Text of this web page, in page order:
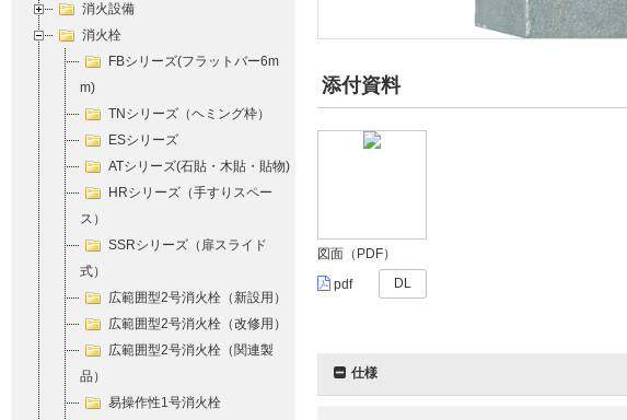
消火設備
消火栓
FBシリーズ(フラットバー6m
m)
TNシリーズ（ヘミング枠）
ESシリーズ
ATシリーズ(石貼・木貼・貼物)
HRシリーズ（手すりスペー
ス）
SSRシリーズ（扉スライド
式）
広範囲型2号消火栓（新設用）
広範囲型2号消火栓（改修用）
広範囲型2号消火栓（関連製
品）
易操作性1号消火栓
添付資料
図面（PDF）
pdf
DL
仕様